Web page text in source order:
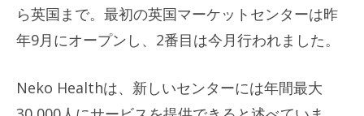
ら英国まで。最初の英国マーケットセンターは昨
年9月にオープンし、2番目は今月行われました。
Neko Healthは、新しいセンターには年間最大